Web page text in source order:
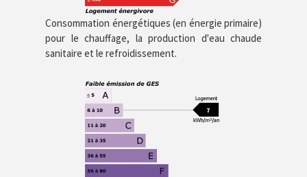
Consommation énergétiques (en énergie primaire)
pour le chauffage, la production d'eau chaude
sanitaire et le refroidissement.
7